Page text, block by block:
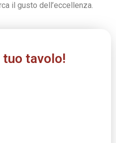
il gusto dell’eccellenza.
tuo tavolo!